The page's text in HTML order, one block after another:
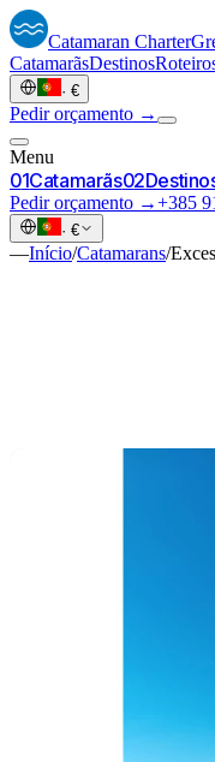
Catamaran Charter
CatamarãsDestinos
· €
Pedir orçamento →
Menu
01Catamarãs02
Pedir orçamento →+385
· €
—Início/Catamarans/